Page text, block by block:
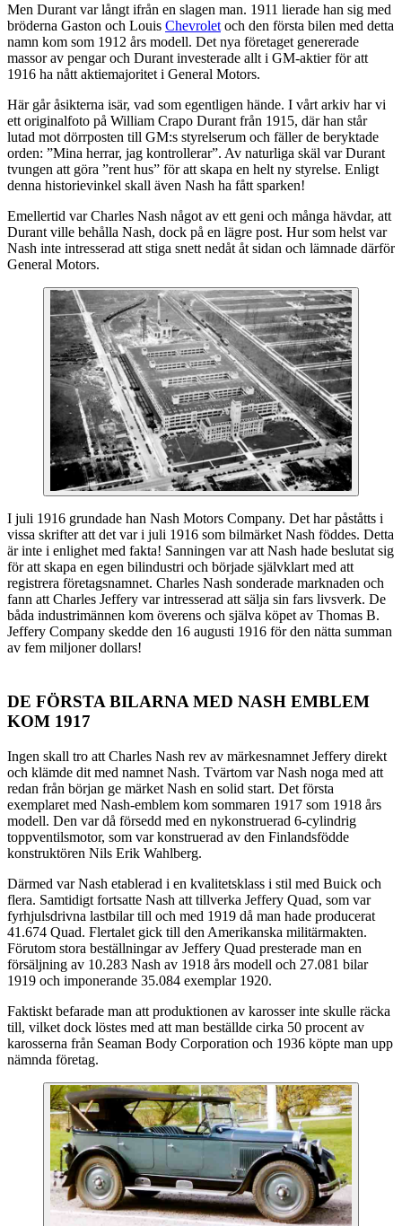
Men Durant var långt ifrån en slagen man. 1911 lierade han sig med
bröderna Gaston och Louis Chevrolet och den första bilen med detta
namn kom som 1912 års modell. Det nya företaget genererade
massor av pengar och Durant investerade allt i GM-aktier för att
1916 ha nått aktiemajoritet i General Motors.
Här går åsikterna isär, vad som egentligen hände. I vårt arkiv har vi
ett originalfoto på William Crapo Durant från 1915, där han står
lutad mot dörrposten till GM:s styrelserum och fäller de beryktade
orden: ”Mina herrar, jag kontrollerar”. Av naturliga skäl var Durant
tvungen att göra ”rent hus” för att skapa en helt ny styrelse. Enligt
denna historievinkel skall även Nash ha fått sparken!
Emellertid var Charles Nash något av ett geni och många hävdar, att
Durant ville behålla Nash, dock på en lägre post. Hur som helst var
Nash inte intresserad att stiga snett nedåt åt sidan och lämnade därför
General Motors.
I juli 1916 grundade han Nash Motors Company. Det har påståtts i
vissa skrifter att det var i juli 1916 som bilmärket Nash föddes. Detta
är inte i enlighet med fakta! Sanningen var att Nash hade beslutat sig
för att skapa en egen bilindustri och började självklart med att
registrera företagsnamnet. Charles Nash sonderade marknaden och
fann att Charles Jeffery var intresserad att sälja sin fars livsverk. De
båda industrimännen kom överens och själva köpet av Thomas B.
Jeffery Company skedde den 16 augusti 1916 för den nätta summan
av fem miljoner dollars!
DE FÖRSTA BILARNA MED NASH EMBLEM
KOM 1917
Ingen skall tro att Charles Nash rev av märkesnamnet Jeffery direkt
och klämde dit med namnet Nash. Tvärtom var Nash noga med att
redan från början ge märket Nash en solid start. Det första
exemplaret med Nash-emblem kom sommaren 1917 som 1918 års
modell. Den var då försedd med en nykonstruerad 6-cylindrig
toppventilsmotor, som var konstruerad av den Finlandsfödde
konstruktören Nils Erik Wahlberg.
Därmed var Nash etablerad i en kvalitetsklass i stil med Buick och
flera. Samtidigt fortsatte Nash att tillverka Jeffery Quad, som var
fyrhjulsdrivna lastbilar till och med 1919 då man hade producerat
41.674 Quad. Flertalet gick till den Amerikanska militärmakten.
Förutom stora beställningar av Jeffery Quad presterade man en
försäljning av 10.283 Nash av 1918 års modell och 27.081 bilar
1919 och imponerande 35.084 exemplar 1920.
Faktiskt befarade man att produktionen av karosser inte skulle räcka
till, vilket dock löstes med att man beställde cirka 50 procent av
karosserna från Seaman Body Corporation och 1936 köpte man upp
nämnda företag.